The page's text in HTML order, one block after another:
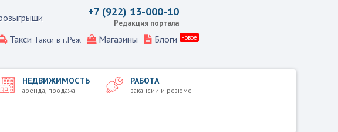
+7 (922) 13-000-10
Редакция портала
Такси Такси в г.Реж Магазины Блоги новое
НЕДВИЖИМОСТЬ
аренда, продажа
РАБОТА
вакансии и резюме